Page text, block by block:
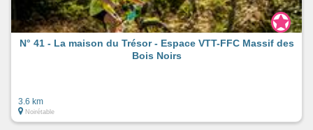
N° 41 - La maison du Trésor - Espace VTT-FFC Massif des
Bois Noirs
3.6 km
Noirétable